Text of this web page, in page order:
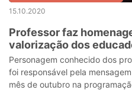
15.10.2020
Professor faz
valorização dos
Personagem conhecido dos
foi responsável pela
mês de outubro na